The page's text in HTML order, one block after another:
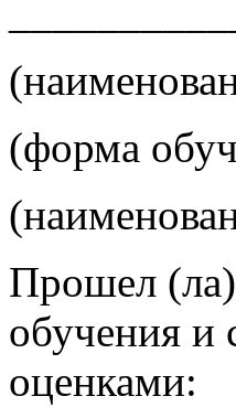
(форма
Прошел (ла)
обучения и
оценками: